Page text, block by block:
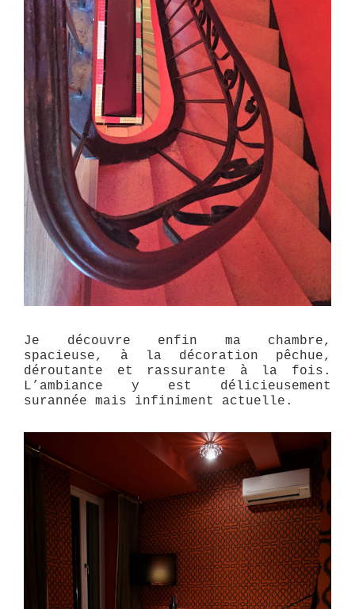
Je découvre enfin ma chambre,
spacieuse, à la décoration pêchue,
déroutante et rassurante à la fois.
L’ambiance y est délicieusement
surannée mais infiniment actuelle.